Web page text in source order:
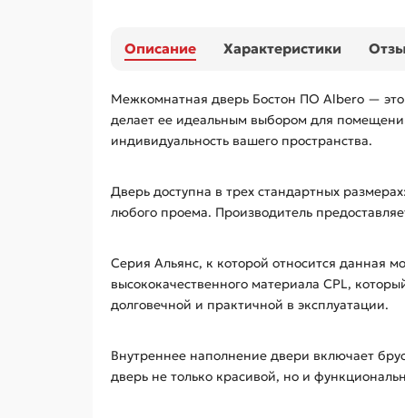
Описание Характеристики
Межкомнатная дверь Бостон ПО Albero — это
делает ее идеальным выбором для
индивидуальность вашего пространства.
Дверь доступна в трех стандартных
любого проема. Производитель
Серия Альянс, к которой относится данная
высококачественного материала CPL,
долговечной и практичной в эксплуатации.
Внутреннее наполнение двери включает
дверь не только красивой, но и